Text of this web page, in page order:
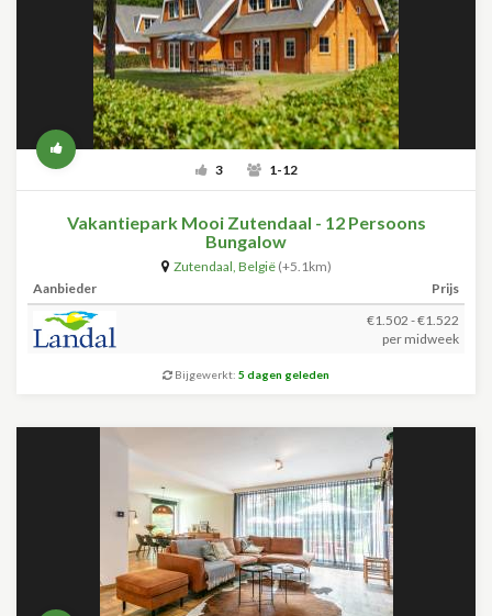
3 1-12
Vakantiepark Mooi Zutendaal - 12 Persoons
Bungalow
Zutendaal, België (+5.1km)
Aanbieder
Prijs
€1.502 - €1.522
per midweek
Bijgewerkt: 5 dagen geleden